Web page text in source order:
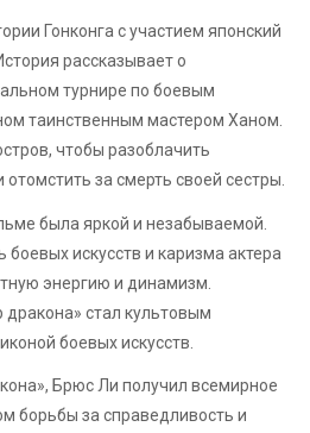
Гонконга с участием японский
рассказывает о
турнире по боевым
таинственным мастером Ханом.
чтобы разоблачить
отомстить за смерть своей сестры.
была яркой и незабываемой.
искусств и каризма актера
энергию и динамизм.
дракона» стал культовым
боевых искусств.
Брюс Ли получил всемирное
борьбы за справедливость и